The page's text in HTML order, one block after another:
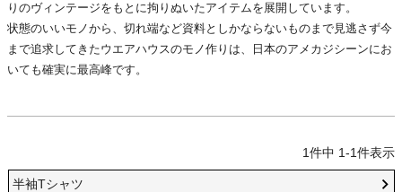
りのヴィンテージをもとに拘りぬいたアイテムを展開しています。
状態のいいモノから、切れ端など資料としかならないものまで見逃さず今
まで追求してきたウエアハウスのモノ作りは、日本のアメカジシーンにお
いても確実に最高峰です。
1件中 1-1件表示
半袖Tシャツ